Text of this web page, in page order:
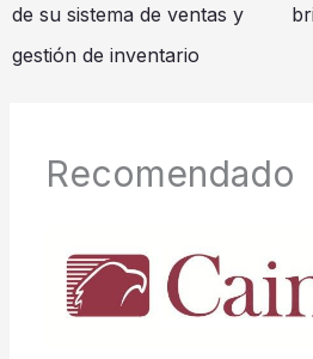
de su sistema de ventas y
gestión de inventario
Recomendado